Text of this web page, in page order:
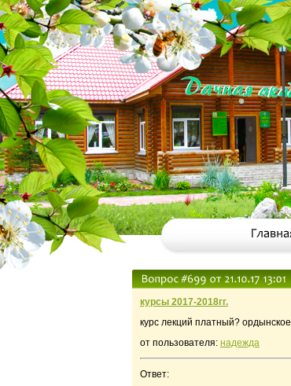
курсы 2017-2018гг.
курс лекций платный? ордынское
от пользователя: надежда
Ответ: